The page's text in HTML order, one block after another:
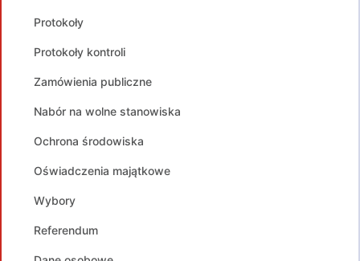
Protokoły
Protokoły kontroli
Zamówienia publiczne
Nabór na wolne stanowiska
Ochrona środowiska
Oświadczenia majątkowe
Wybory
Referendum